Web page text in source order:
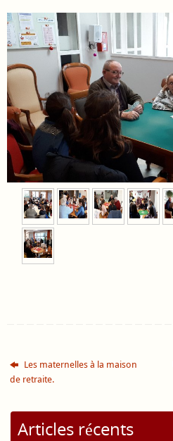
Les maternelles à la maison
de retraite.
Articles récents